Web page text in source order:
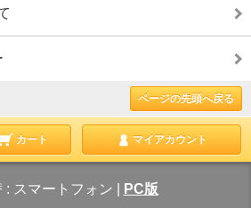
ページの先頭へ戻る
カート マイアカウント
: スマートフォン PC版